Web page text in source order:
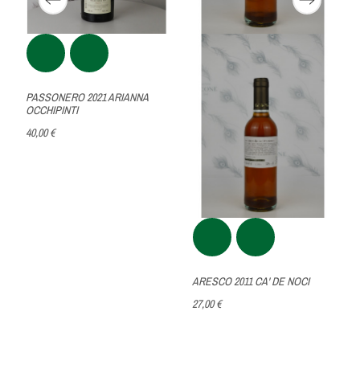
PASSONERO 2021 ARIANNA
OCCHIPINTI
40,00 €
ARESCO 2011 CA' DE NOCI
27,00 €